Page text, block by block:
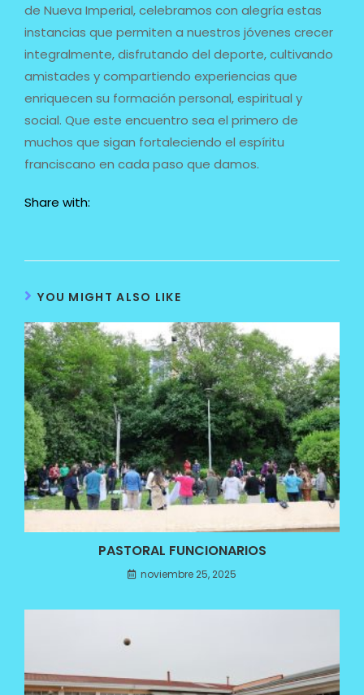
de Nueva Imperial, celebramos con alegría estas
instancias que permiten a nuestros jóvenes crecer
integralmente, disfrutando del deporte, cultivando
amistades y compartiendo experiencias que
enriquecen su formación personal, espiritual y
social. Que este encuentro sea el primero de
muchos que sigan fortaleciendo el espíritu
franciscano en cada paso que damos.
Share with:
YOU MIGHT ALSO LIKE
PASTORAL FUNCIONARIOS
noviembre 25, 2025